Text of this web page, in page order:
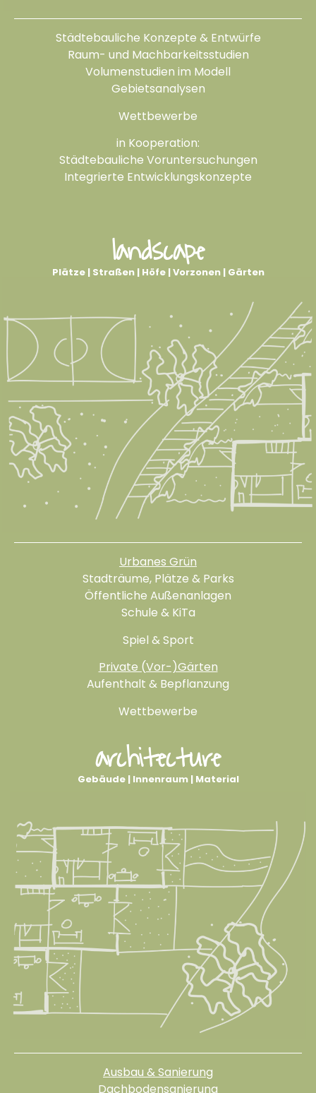
Städtebauliche Konzepte & Entwürfe
Raum- und Machbarkeitsstudien
Volumenstudien im Modell
Gebietsanalysen
Wettbewerbe
in Kooperation:
Städtebauliche Voruntersuchungen
Integrierte Entwicklungskonzepte
landscape
Plätze | Straßen | Höfe | Vorzonen | Gärten
Urbanes Grün
Stadträume, Plätze & Parks
Öffentliche Außenanlagen
Schule & KiTa
Spiel & Sport
Private (Vor-)Gärten
Aufenthalt & Bepflanzung
Wettbewerbe
architecture
Gebäude | Innenraum | Material
Ausbau & Sanierung
Dachbodensanierung